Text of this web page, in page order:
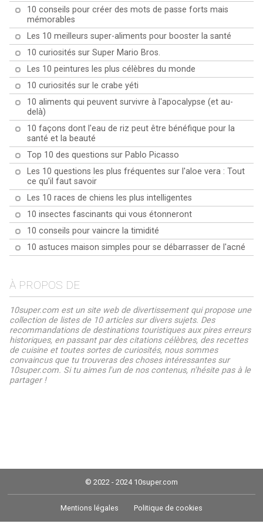
10 conseils pour créer des mots de passe forts mais
mémorables
Les 10 meilleurs super-aliments pour booster la santé
10 curiosités sur Super Mario Bros.
Les 10 peintures les plus célèbres du monde
10 curiosités sur le crabe yéti
10 aliments qui peuvent survivre à l'apocalypse (et au-
delà)
10 façons dont l'eau de riz peut être bénéfique pour la
santé et la beauté
Top 10 des questions sur Pablo Picasso
Les 10 questions les plus fréquentes sur l'aloe vera : Tout
ce qu'il faut savoir
Les 10 races de chiens les plus intelligentes
10 insectes fascinants qui vous étonneront
10 conseils pour vaincre la timidité
10 astuces maison simples pour se débarrasser de l'acné
À PROPOS DE
10super.com est un site web de divertissement qui propose une
collection de listes de 10 articles sur divers sujets. Des
recommandations de destinations touristiques aux pires erreurs
historiques, en passant par des citations célèbres, des recettes
de cuisine et toutes sortes de curiosités, nous sommes
convaincus que tu trouveras des choses intéressantes sur
10super.com. Si tu aimes l'un de nos contenus, n'hésite pas à le
partager !
© 2022 - 2024 10super.com
Mentions légales Politique de cookies